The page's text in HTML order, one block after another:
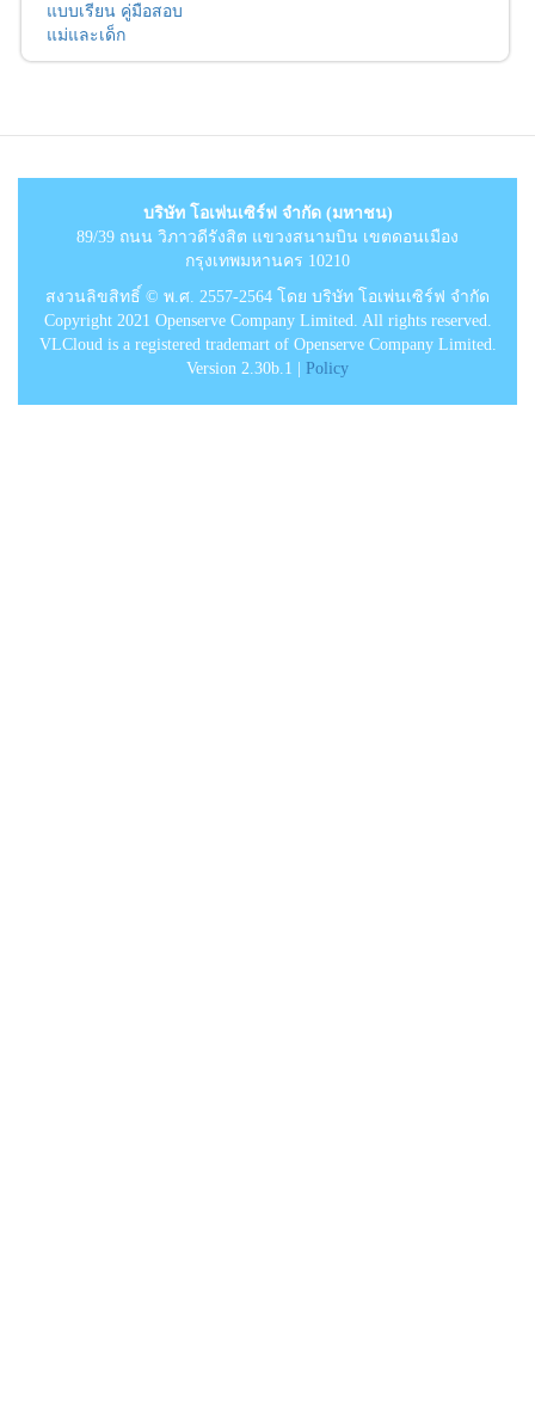
แบบเรียน คู่มือสอบ
แม่และเด็ก
บริษัท โอเพ่นเซิร์ฟ จำกัด (มหาชน)
89/39 ถนน วิภาวดีรังสิต แขวงสนามบิน เขตดอนเมือง
กรุงเทพมหานคร 10210
สงวนลิขสิทธิ์ © พ.ศ. 2557-2564 โดย บริษัท โอเพ่นเซิร์ฟ จำกัด
Copyright 2021 Openserve Company Limited. All rights reserved.
VLCloud is a registered trademart of Openserve Company Limited.
Version 2.30b.1 |
Policy